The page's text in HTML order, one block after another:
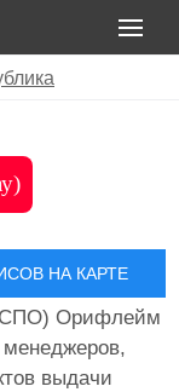
НА КАРТЕ
Орифлейм
выдачи